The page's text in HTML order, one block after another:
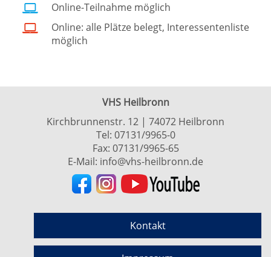
Online-Teilnahme möglich
Online: alle Plätze belegt, Interessentenliste
möglich
VHS Heilbronn
Kirchbrunnenstr. 12 | 74072 Heilbronn
Tel: 07131/9965-0
Fax: 07131/9965-65
E-Mail: info@vhs-heilbronn.de
Kontakt